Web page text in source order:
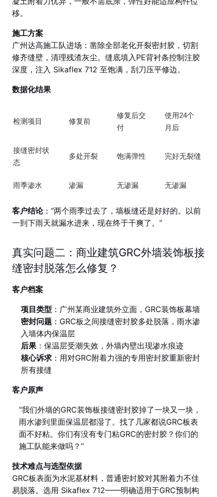
移。
施工方案
广州达高施工队进场：凿除全部老化开裂密封胶，切割
修齐缝壁，清理残渣灰尘。缝底填入PE背衬条控制注胶
深度，注入 Sikaflex 712 至饱满，刮刀压平修边。
数据化结果
检测项目 修复前
修复后交
付
使用24个
月后
接缝密封状
态
多处开裂 饱满弹性 完好无裂缝
雨季渗水 渗漏 无渗漏 无渗漏
客户结论：“两个雨季过去了，墙板缝还是好好的。以前
一到下雨天就漏水进来，现在终于干爽了。”
真实问题二：商业建筑GRC外墙装饰板接
缝密封脱落怎么修复？
客户档案
项目类型 ：广州某商业建筑外立面，GRC装饰板幕墙
密封问题：GRC板之间接缝密封胶多处脱落，雨水渗
入墙体内保温层
后果：保温层受潮失效，外墙内壁出现渗水痕迹
核心诉求：用对GRC附着力强的专用密封胶重新密封
所有接缝
客户原声
“我们外墙的GRC装饰板接缝密封胶掉了一块又一块，
雨水渗到里面保温层都湿了。找了几家都说GRC板表
面不好粘。你们有没有专门粘GRC的密封胶？你们的
施工队能来做吗？”
技术难点与选型依据
GRC板表面为水泥基材料，普通密封胶对其附着力不佳
易脱落。选用 Sikaflex 712——明确适用于GRC预制构